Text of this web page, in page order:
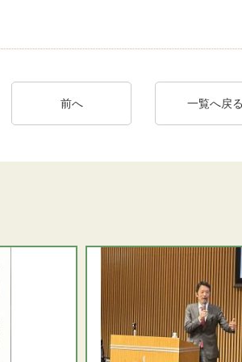
前へ 一覧へ戻